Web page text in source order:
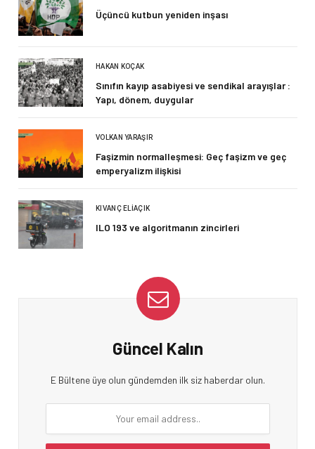
Üçüncü kutbun yeniden inşası
HAKAN KOÇAK
Sınıfın kayıp asabiyesi ve sendikal arayışlar :
Yapı, dönem, duygular
VOLKAN YARAŞIR
Faşizmin normalleşmesi: Geç faşizm ve geç
emperyalizm ilişkisi
KIVANÇ ELIAÇIK
ILO 193 ve algoritmanın zincirleri
Güncel Kalın
E Bültene üye olun gündemden ilk siz haberdar olun.